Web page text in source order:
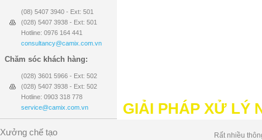
(08) 5407 3940 - Ext: 501
(028) 5407 3938 - Ext: 501
Hotline: 0976 164 441
consultancy@camix.com.vn
Chăm sóc khách hàng:
(028) 3601 5966 - Ext: 502
(028) 5407 3938 - Ext: 502
Hotline: 0903 318 778
service@camix.com.vn
Xưởng chế tạo
GIẢI PHÁP XỬ LÝ
Rất nhiều